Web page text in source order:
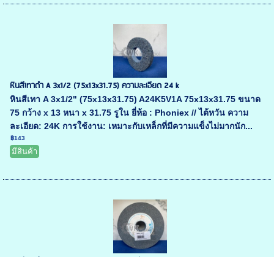
หินสีเทาดำ A 3x1/2 (75x13x31.75) ความละเอียด 24 k
หินสีเทา A 3x1/2" (75x13x31.75) A24K5V1A 75x13x31.75 ขนาด
75 กว้าง x 13 หนา x 31.75 รูใน ยี่ห้อ : Phoniex // ไต้หวัน ความ
ละเอียด: 24K การใช้งาน: เหมาะกับเหล็กที่มีความแข็งไม่มากนัก...
฿143
มีสินค้า